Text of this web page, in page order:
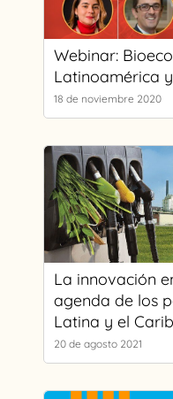
Webinar:
Latinoamérica
18 de noviembre 2020
La innovación
agenda de los
Latina y el
20 de agosto 2021